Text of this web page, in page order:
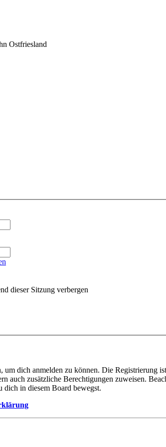
Ostfriesland
dieser Sitzung verbergen
um dich anmelden zu können. Die
auch zusätzliche Berechtigungen zuweisen.
dich in diesem Board bewegst.